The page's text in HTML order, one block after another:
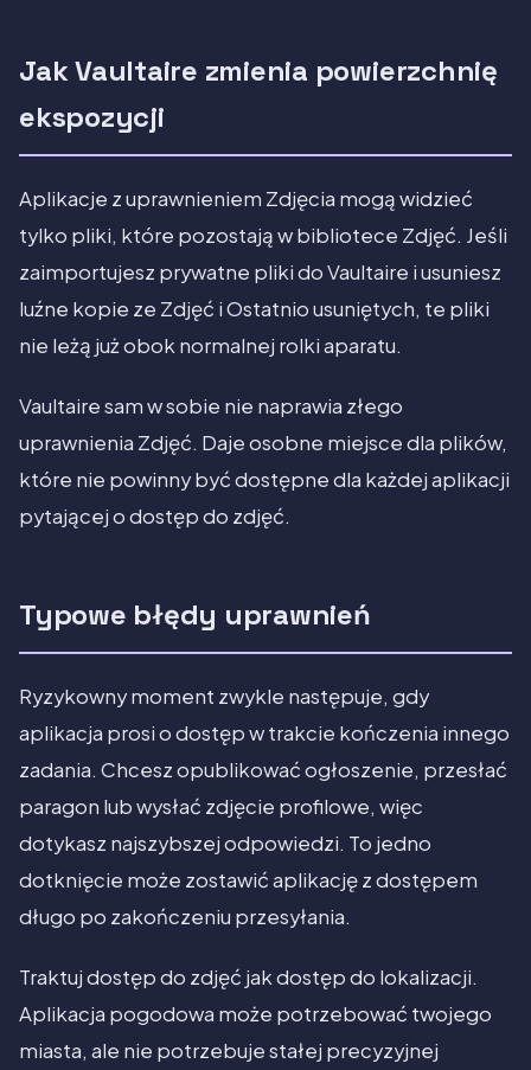
Jak Vaultaire zmienia powierzchnię
ekspozycji
Aplikacje z uprawnieniem Zdjęcia mogą widzieć
tylko pliki, które pozostają w bibliotece Zdjęć. Jeśli
zaimportujesz prywatne pliki do Vaultaire i usuniesz
luźne kopie ze Zdjęć i Ostatnio usuniętych, te pliki
nie leżą już obok normalnej rolki aparatu.
Vaultaire sam w sobie nie naprawia złego
uprawnienia Zdjęć. Daje osobne miejsce dla plików,
które nie powinny być dostępne dla każdej aplikacji
pytającej o dostęp do zdjęć.
Typowe błędy uprawnień
Ryzykowny moment zwykle następuje, gdy
aplikacja prosi o dostęp w trakcie kończenia innego
zadania. Chcesz opublikować ogłoszenie, przesłać
paragon lub wysłać zdjęcie profilowe, więc
dotykasz najszybszej odpowiedzi. To jedno
dotknięcie może zostawić aplikację z dostępem
długo po zakończeniu przesyłania.
Traktuj dostęp do zdjęć jak dostęp do lokalizacji.
Aplikacja pogodowa może potrzebować twojego
miasta, ale nie potrzebuje stałej precyzyjnej